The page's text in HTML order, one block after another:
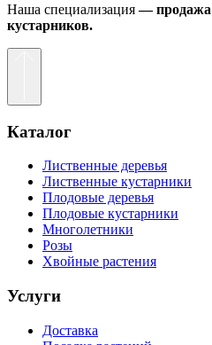
Наша специализация— продажа
кустарников.
Каталог
Лиственные деревья
Лиственные кустарники
Плодовые деревья
Плодовые кустарники
Многолетники
Розы
Хвойные растения
Услуги
Доставка